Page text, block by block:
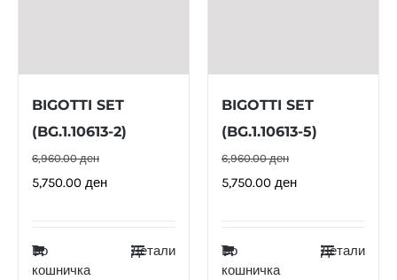
BIGOTTI SET
(BG.1.10613-2)
6,960.00ден
Original
6,960.00 ден.
5,750.00 денCurrent
5,750.00 ден.
Во
кошничка
Детали
BIGOTTI SET
(BG.1.10613-5)
6,960.00ден
Original
6,960.00 ден.
5,750.00 денCurrent
5,750.00 ден.
Во
кошничка
Детали